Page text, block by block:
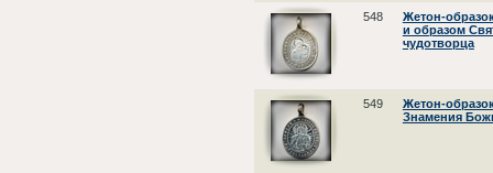
548
Жетон-
и образом
чудотворца
549
Жетон-
Знамения